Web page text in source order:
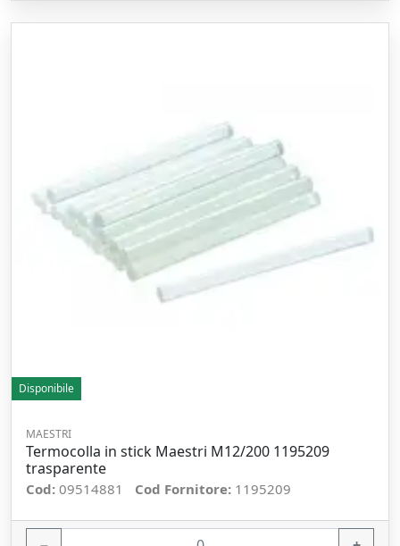
Disponibile
MAESTRI
Termocolla in stick Maestri M12/200 1195209
trasparente
Cod: 09514881 Cod Fornitore: 1195209